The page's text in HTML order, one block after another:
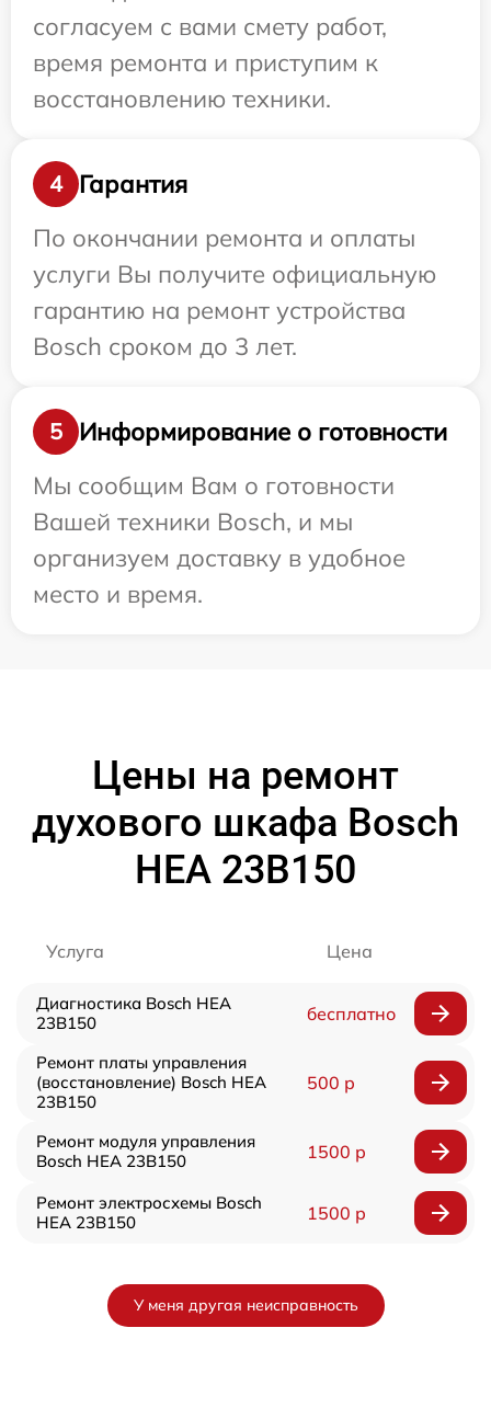
согласуем с вами смету работ,
время ремонта и приступим к
восстановлению техники.
4
Гарантия
По окончании ремонта и оплаты
услуги Вы получите официальную
гарантию на ремонт устройства
Bosch сроком до 3 лет.
5
Информирование о готовности
Мы сообщим Вам о готовности
Вашей техники Bosch, и мы
организуем доставку в удобное
место и время.
Цены на ремонт
духового шкафа Bosch
HEA 23B150
Услуга Цена
Диагностика Bosch HEA
23B150
бесплатно
Ремонт платы управления
(восстановление) Bosch HEA
23B150
500 р
Ремонт модуля управления
Bosch HEA 23B150
1500 р
Ремонт электросхемы Bosch
HEA 23B150
1500 р
У меня другая неисправность